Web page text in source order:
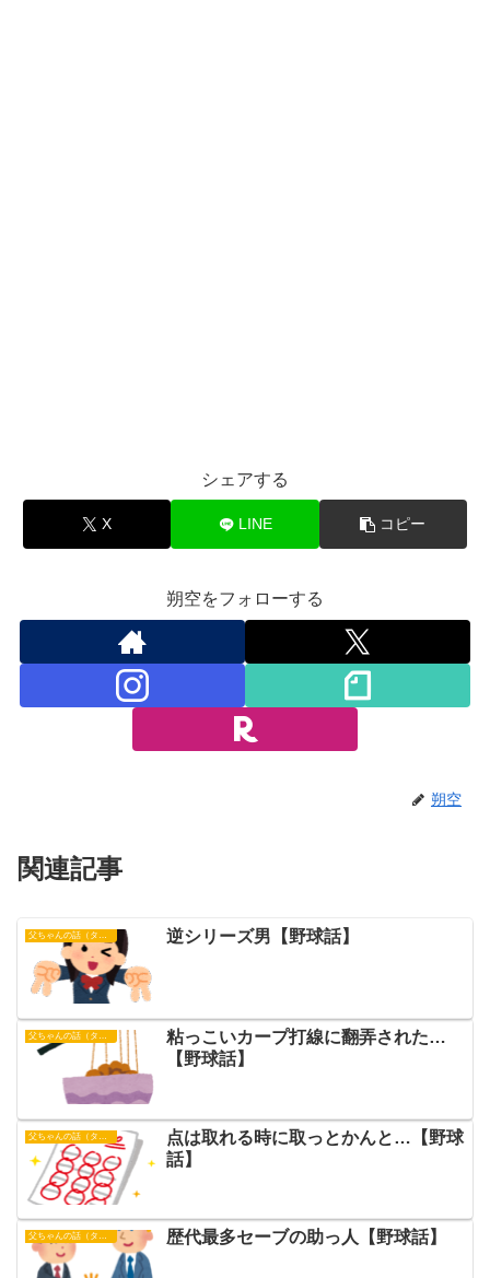
シェアする
X LINE コピー
朔空をフォローする
朔空
関連記事
父ちゃんの話（タイガース） 逆シリーズ男【野球話】
粘っこいカープ打線に翻弄された…
【野球話】
点は取れる時に取っとかんと…【野球
話】
父ちゃんの話（タイガース） 歴代最多セーブの助っ人【野球話】